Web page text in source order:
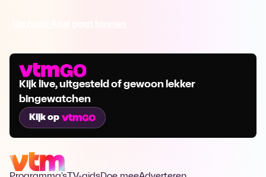
Kijk live, uitgesteld of gewoon lekker
bingewatchen
Kijk op